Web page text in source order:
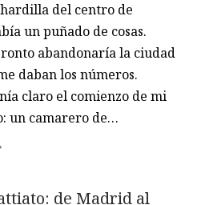
del centro de
un puñado de cosas.
abandonaría la ciudad
daban los números.
claro el comienzo de mi
un camarero de…
de Madrid al